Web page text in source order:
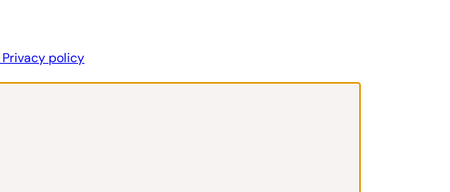
Privacy policy